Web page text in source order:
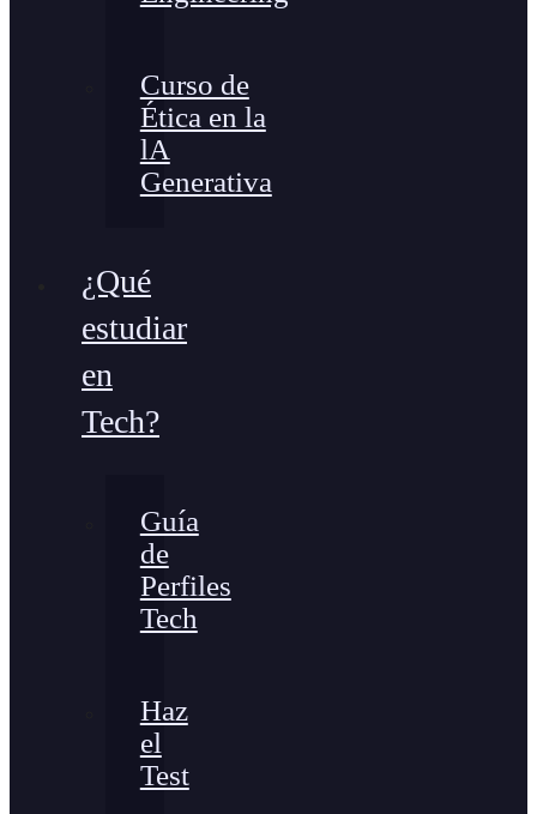
Curso de
Ética en la
lA
Generativa
¿Qué
estudiar
en
Tech?
Guía
de
Perfiles
Tech
Haz
el
Test